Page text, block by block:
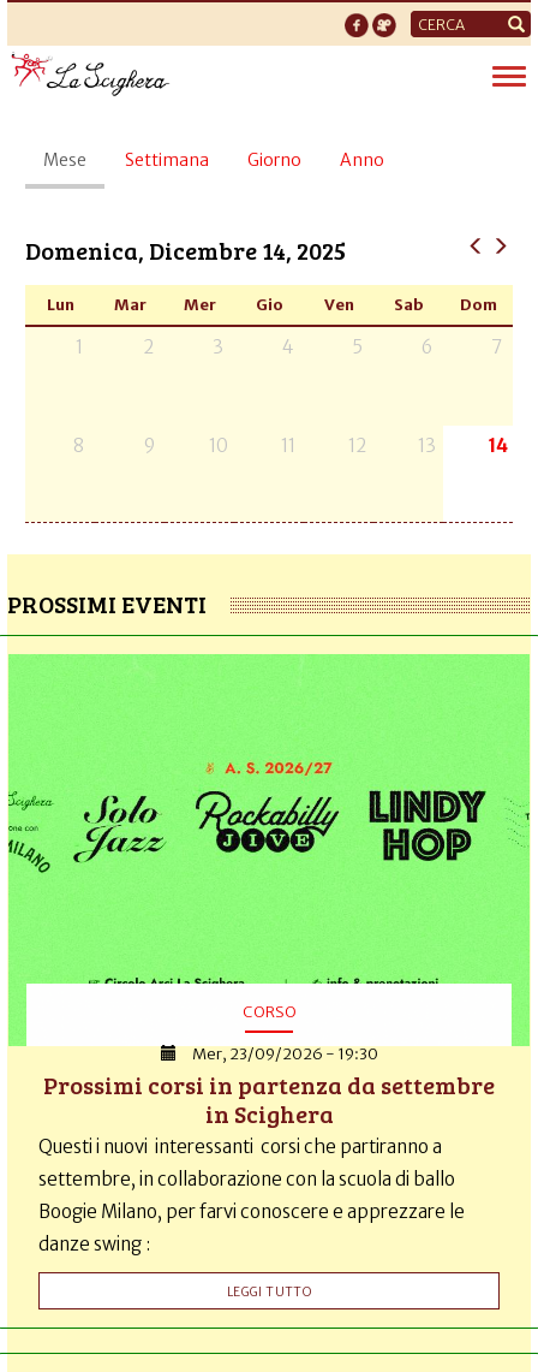
Form
di
ricerca
Schede
primarie
Mese (scheda
attiva)
Settimana Giorno Anno
Domenica, Dicembre 14, 2025
Lun Mar Mer Gio Ven Sab Dom
1 2 3 4 5 6 7
8 9 10 11 12 13 14
PROSSIMI EVENTI
CORSO
Mer, 23/09/2026 - 19:30
Prossimi corsi in partenza da settembre
in Scighera
Questi i nuovi interessanti corsi che partiranno a
settembre, in collaborazione con la scuola di ballo
Boogie Milano, per farvi conoscere e apprezzare le
danze swing :
LEGGI TUTTO